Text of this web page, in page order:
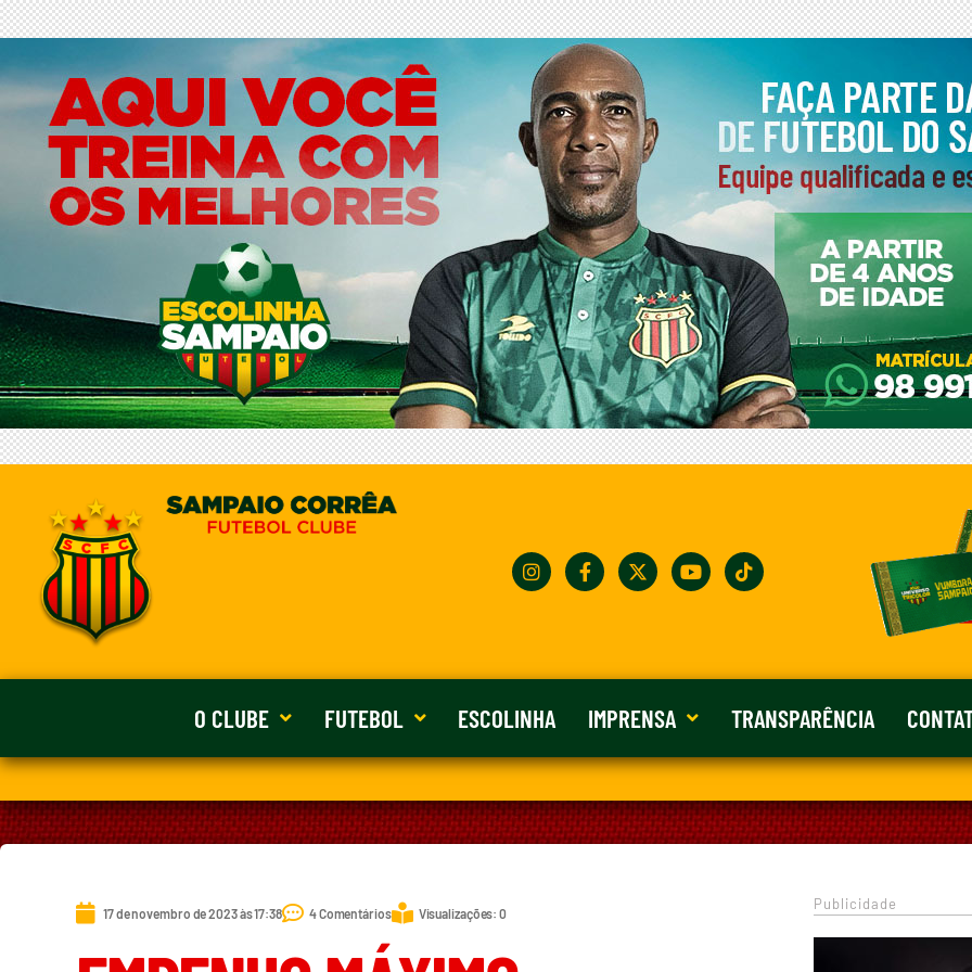
O CLUBE FUTEBOL ESCOLINHA IMPRENSA TRANSPARÊNCIA
17 de novembro de 2023 às 17:38 4 Comentários Visualizações: 0
Publicidade